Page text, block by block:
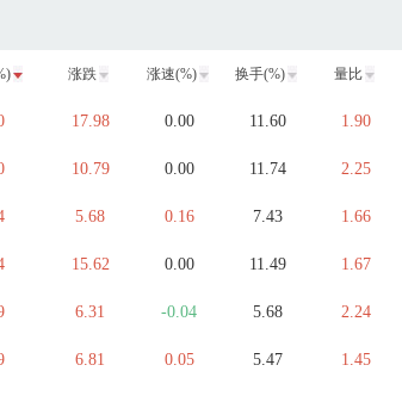
涨跌 涨速(%) 换手(%) 量比
17.98 0.00 11.60 1.90
10.79 0.00 11.74 2.25
5.68 0.16 7.43 1.66
15.62 0.00 11.49 1.67
6.31 -0.04 5.68 2.24
6.81 0.05 5.47 1.45